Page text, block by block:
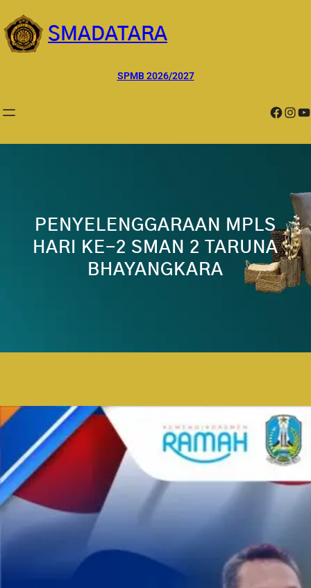
ke
konten
SMADATARA
SPMB 2026/2027
Facebook InstagramYouTube
PENYELENGGARAAN MPLS
HARI KE-2 SMAN 2 TARUNA
BHAYANGKARA